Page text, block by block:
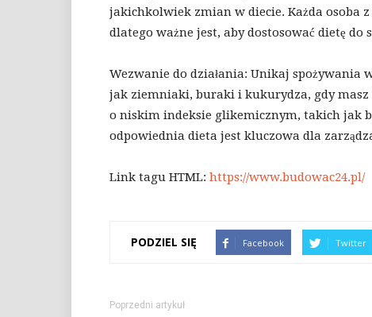
jakichkolwiek zmian w diecie. Każda osoba
dlatego ważne jest, aby dostosować dietę do
Wezwanie do działania: Unikaj
jak ziemniaki, buraki i kukurydza, gdy masz
o niskim indeksie glikemicznym, takich jak
odpowiednia dieta jest kluczowa dla
Link tagu HTML: https://www.budowac24.pl/
PODZIEL SIĘ Facebook Twitter
Poprzedni artykuł